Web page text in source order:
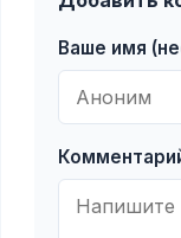
Ваше имя